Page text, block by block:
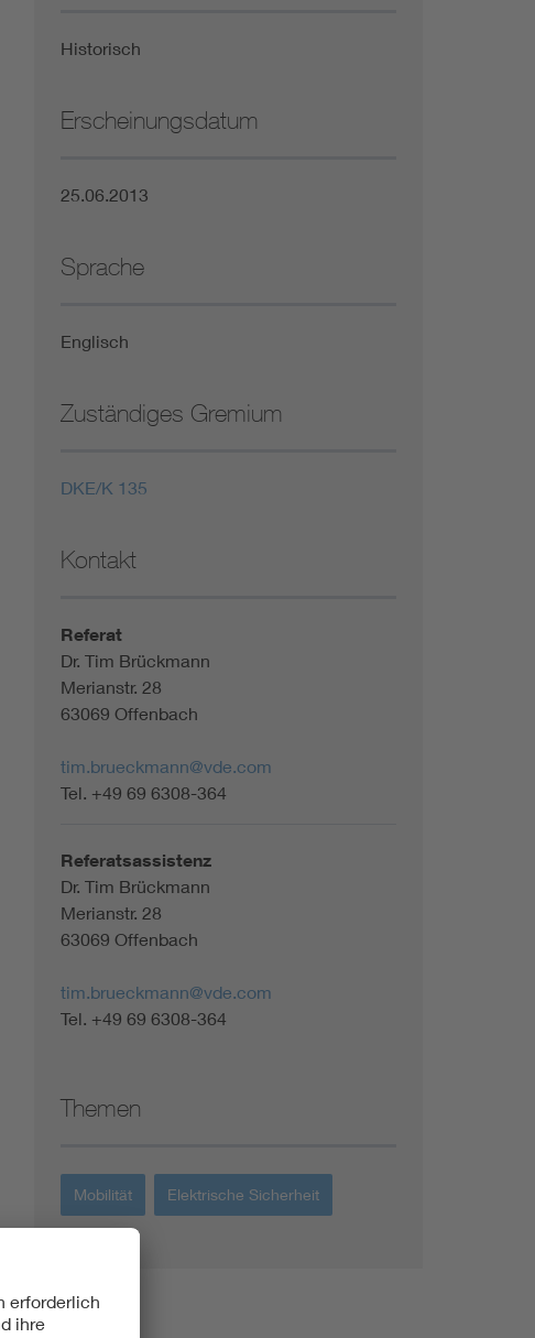
Historisch
Erscheinungsdatum
25.06.2013
Sprache
Englisch
Zuständiges Gremium
DKE/K 135
Kontakt
Referat
Dr. Tim Brückmann
Merianstr. 28
63069 Offenbach
tim.brueckmann@vde.com
Tel. +49 69 6308-364
Referatsassistenz
Dr. Tim Brückmann
Merianstr. 28
63069 Offenbach
tim.brueckmann@vde.com
Tel. +49 69 6308-364
Themen
Mobilität Elektrische Sicherheit